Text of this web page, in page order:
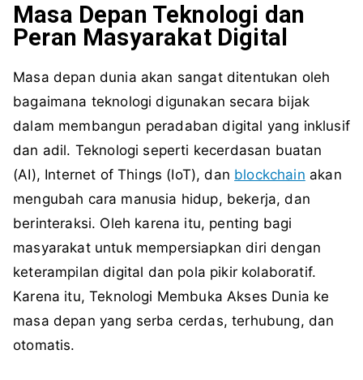
Masa Depan Teknologi dan
Peran Masyarakat Digital
Masa depan dunia akan sangat ditentukan oleh
bagaimana teknologi digunakan secara bijak
dalam membangun peradaban digital yang inklusif
dan adil. Teknologi seperti kecerdasan buatan
(AI), Internet of Things (IoT), dan blockchain akan
mengubah cara manusia hidup, bekerja, dan
berinteraksi. Oleh karena itu, penting bagi
masyarakat untuk mempersiapkan diri dengan
keterampilan digital dan pola pikir kolaboratif.
Karena itu, Teknologi Membuka Akses Dunia ke
masa depan yang serba cerdas, terhubung, dan
otomatis.